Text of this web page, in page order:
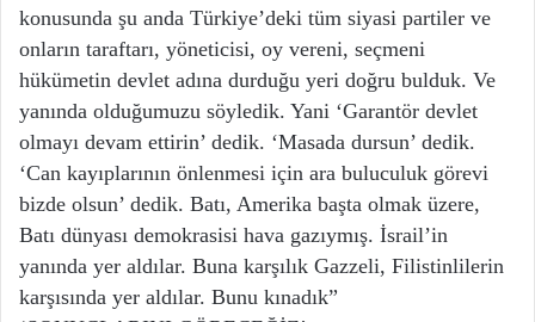
konusunda şu anda Türkiye’deki tüm siyasi partiler ve
onların taraftarı, yöneticisi, oy vereni, seçmeni
hükümetin devlet adına durduğu yeri doğru bulduk. Ve
yanında olduğumuzu söyledik. Yani ‘Garantör devlet
olmayı devam ettirin’ dedik. ‘Masada dursun’ dedik.
‘Can kayıplarının önlenmesi için ara buluculuk görevi
bizde olsun’ dedik. Batı, Amerika başta olmak üzere,
Batı dünyası demokrasisi hava gazıymış. İsrail’in
yanında yer aldılar. Buna karşılık Gazzeli, Filistinlilerin
karşısında yer aldılar. Bunu kınadık”